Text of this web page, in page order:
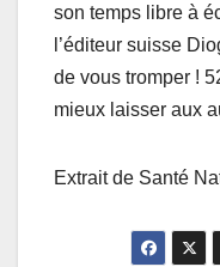
son temps libre à
l’éditeur suisse
de vous tromper !
mieux laisser aux
Extrait de Santé